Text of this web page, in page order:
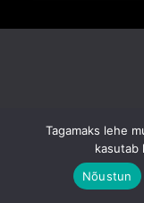
Tagamaks lehe
kasutab
Nõustun